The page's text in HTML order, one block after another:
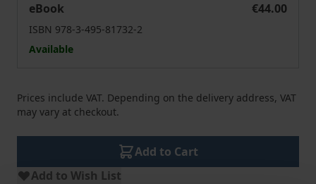
eBook
€44.00
ISBN 978-3-495-81732-2
Available
Prices include VAT. Depending on the delivery address, VAT
may vary at checkout.
Add to Cart
Add to Wish List